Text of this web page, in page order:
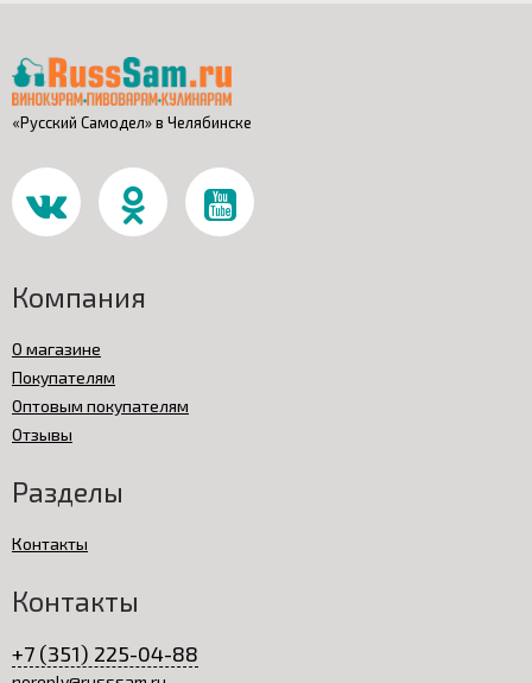
«Русский Самодел» в Челябинске
Компания
О магазине
Покупателям
Оптовым покупателям
Отзывы
Разделы
Контакты
Контакты
+7 (351) 225-04-88